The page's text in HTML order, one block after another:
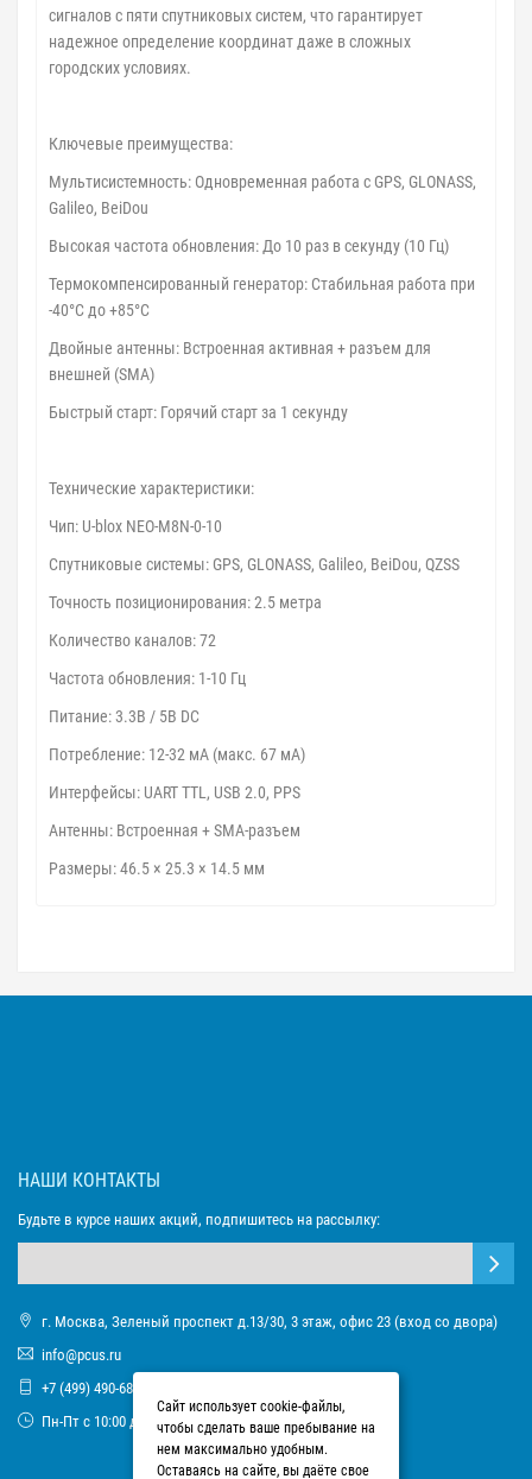
сигналов с пяти спутниковых систем, что гарантирует
надежное определение координат даже в сложных
городских условиях.
Ключевые преимущества:
Мультисистемность: Одновременная работа с GPS, GLONASS,
Galileo, BeiDou
Высокая частота обновления: До 10 раз в секунду (10 Гц)
Термокомпенсированный генератор: Стабильная работа при
-40°C до +85°C
Двойные антенны: Встроенная активная + разъем для
внешней (SMA)
Быстрый старт: Горячий старт за 1 секунду
Технические характеристики:
Чип: U-blox NEO-M8N-0-10
Спутниковые системы: GPS, GLONASS, Galileo, BeiDou, QZSS
Точность позиционирования: 2.5 метра
Количество каналов: 72
Частота обновления: 1-10 Гц
Питание: 3.3В / 5В DC
Потребление: 12-32 мА (макс. 67 мА)
Интерфейсы: UART TTL, USB 2.0, PPS
Антенны: Встроенная + SMA-разъем
Размеры: 46.5 × 25.3 × 14.5 мм
НАШИ КОНТАКТЫ
Будьте в курсе наших акций, подпишитесь на рассылку:
г. Москва, Зеленый проспект д.13/30, 3 этаж, офис 23 (вход со двора)
info@pcus.ru
+7 (499) 490-68-93
Пн-Пт с 10:00 до 17:00
Сайт использует cookie-файлы,
чтобы сделать ваше пребывание на
нем максимально удобным.
Оставаясь на сайте, вы даёте свое